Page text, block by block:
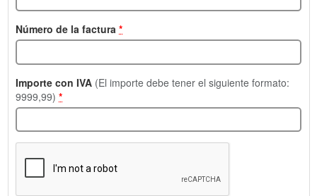
Número de la factura *
Importe con IVA (El importe debe tener el siguiente formato:
9999,99) *